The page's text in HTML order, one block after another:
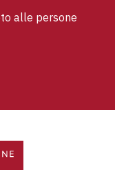
alle persone